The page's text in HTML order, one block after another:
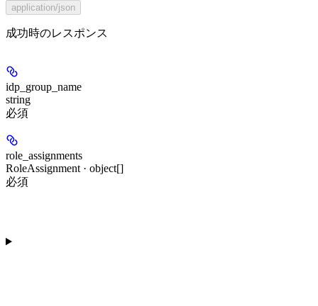
application/json
成功時のレスポンス
idp_group_name
string
必須
role_assignments
RoleAssignment · object[]
必須